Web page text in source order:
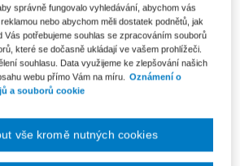
stažení, po kterém si je můžete nahrát do
chytrého telefonu nebo PC. ePub
formátům, které podporuje většina čteček
a softwarů pro čtení E-knih (např. iBooks,
formát určený zejména pro čtečky Amazon
ePub. Více informací o e-knihách nabízených
správně fungovalo vyhledávání, abychom vás
nebo abychom měli dostatek podnětů, jak
Vás potřebujeme souhlas se zpracováním souborů
které se dočasně ukládají ve vašem prohlížeči.
souhlasu. Data využijeme ke zlepšování našich
webu přímo Vám na míru. Oznámení o
a souborů cookie
vše kromě nutných cookies